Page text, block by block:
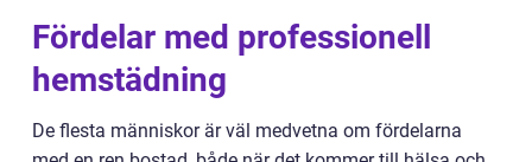
Fördelar med professionell
hemstädning
De flesta människor är väl medvetna om fördelarna